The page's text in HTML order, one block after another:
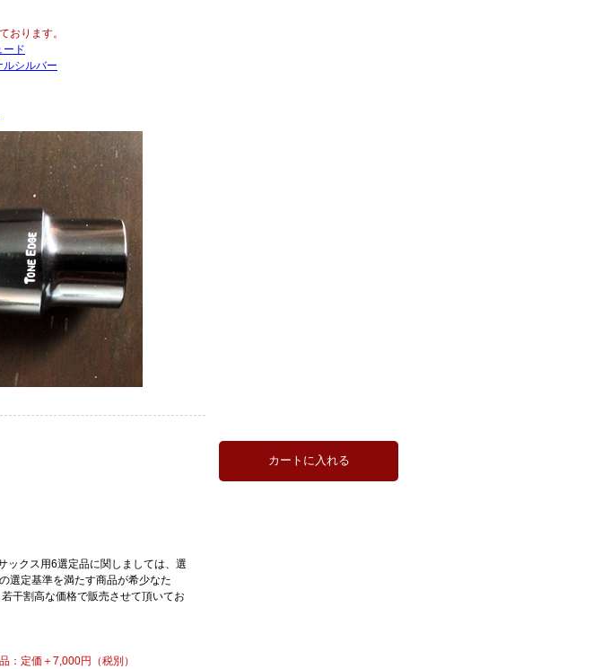
おります。
ード
ルシルバー
クス用6選定品に関しましては、選
選定基準を満たす商品が希少なた
干割高な価格で販売させて頂いてお
：定価＋7,000円（税別）